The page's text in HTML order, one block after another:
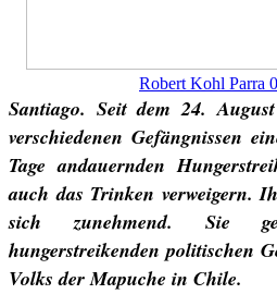
Robert Kohl Parra
Santiago. Seit dem 24.
verschiedenen Gefängnissen
Tage andauernden
auch das Trinken verweigern.
sich zunehmend. Sie
hungerstreikenden politischen
Volks der Mapuche in Chile.